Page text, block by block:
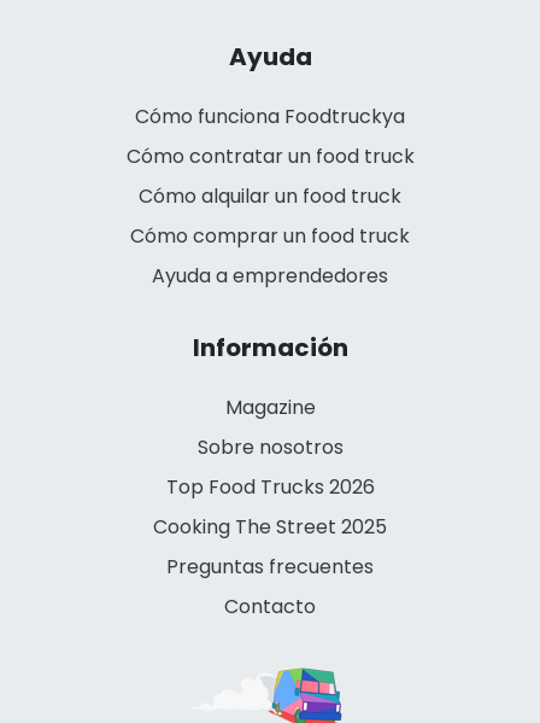
Ayuda
Cómo funciona Foodtruckya
Cómo contratar un food truck
Cómo alquilar un food truck
Cómo comprar un food truck
Ayuda a emprendedores
Información
Magazine
Sobre nosotros
Top Food Trucks 2026
Cooking The Street 2025
Preguntas frecuentes
Contacto